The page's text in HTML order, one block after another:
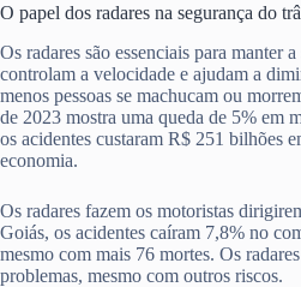
O papel dos radares na segurança do
Os radares são essenciais para manter
controlam a velocidade e ajudam a
menos pessoas se machucam ou
de 2023 mostra uma queda de 5% em
os acidentes custaram R$ 251 bilhões
economia.
Os radares fazem os motoristas
Goiás, os acidentes caíram 7,8% no
mesmo com mais 76 mortes. Os
problemas, mesmo com outros riscos.